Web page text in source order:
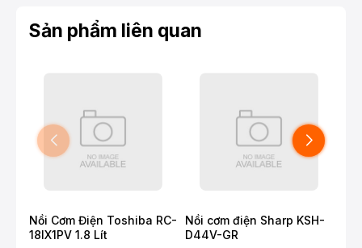
Sản phẩm liên quan
Nồi Cơm Điện Toshiba RC-
18IX1PV 1.8 Lít
Nồi cơm điện Sharp KSH-
D44V-GR